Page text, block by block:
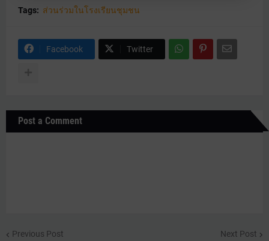
Tags: ส่วนร่วมในโรงเรียนชุมชน
Facebook Twitter
Post a Comment
Previous Post Next Post